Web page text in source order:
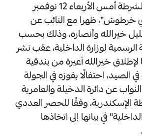
📌 تحفظت قوات الشرطة أمس الأربعاء 12 نوفمبر
خرطوش"، ظهرا مع النائب عن
خيرالله وأنصاره، وذلك بحسب
لوزارة الداخلية، عقب نشر
خيرالله أعيرة من بندقية
الصيد، احتفالًا بفوزه في الجولة
عن دائرة الدخيلة والعامرية
الإسكندرية، وفقًا للحصر العددي
في بيانها إلى اتخاذها